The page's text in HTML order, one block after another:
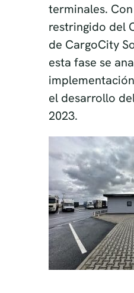
terminales.
restringido del
de CargoCity
esta fase se
el desarrollo
2023.